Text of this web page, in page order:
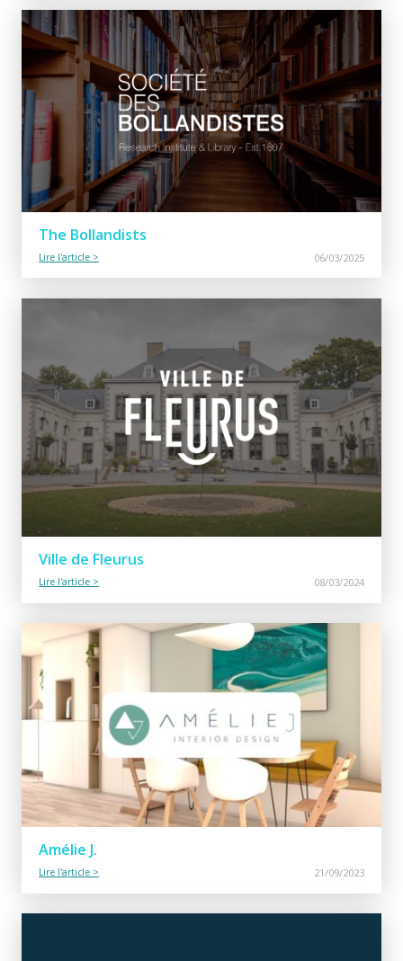
The Bollandists
Lire l'article > 06/03/2025
Ville de Fleurus
Lire l'article > 08/03/2024
Amélie J.
Lire l'article > 21/09/2023